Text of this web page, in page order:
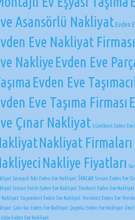
Asansörlü NakliyatEvden
Eve Nakliyat Firması
NakliyeEvden Eve
Evden Eve
Eve Taşıma Firması
Çınar Nakliyat Güzelkent Evden
Nakliyat Firmaları
Nakliye Fiyatları
Saraycık Toki Evden Eve Nakliyat Sincan Sincan Evden Eve
Sincan Fatih Evden Eve Nakliyat Törekent Evden Eve Nakliyat
Nakliyat Yaşamkent Evden Eve Nakliyat Yenikent Evden Eve
Çakırlar Evden Eve Nakliyat Çayyolu Evden Eve Nakliyat
Evden Eve Nakliyat